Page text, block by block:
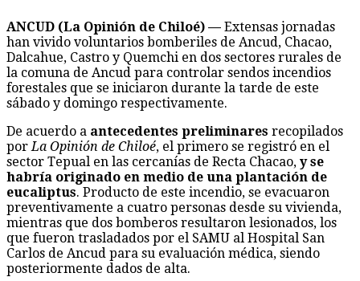
ANCUD (La Opinión de Chiloé) — Extensas jornadas
han vivido voluntarios bomberiles de Ancud, Chacao,
Dalcahue, Castro y Quemchi en dos sectores rurales de
la comuna de Ancud para controlar sendos incendios
forestales que se iniciaron durante la tarde de este
sábado y domingo respectivamente.
De acuerdo a antecedentes preliminares recopilados
por La Opinión de Chiloé, el primero se registró en el
sector Tepual en las cercanías de Recta Chacao, y se
habría originado en medio de una plantación de
eucaliptus. Producto de este incendio, se evacuaron
preventivamente a cuatro personas desde su vivienda,
mientras que dos bomberos resultaron lesionados, los
que fueron trasladados por el SAMU al Hospital San
Carlos de Ancud para su evaluación médica, siendo
posteriormente dados de alta.